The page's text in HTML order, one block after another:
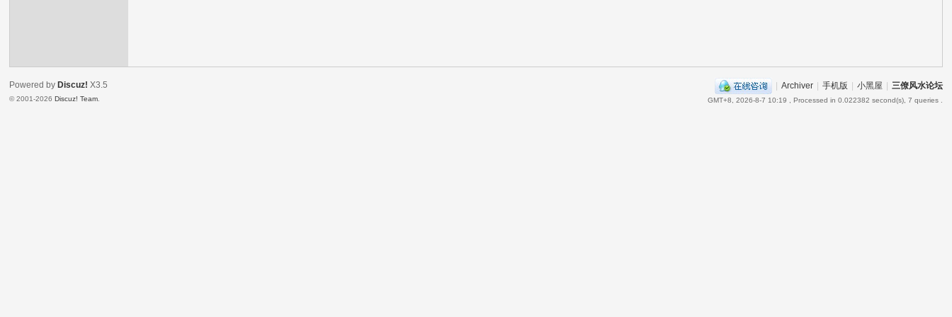
| Archiver | 手机版 | 小黑屋 | 三僚风水论坛
GMT+8, 2026-8-7 10:19 , Processed in 0.022382 second(s), 7 queries .
Powered by Discuz! X3.5
© 2001-2026Discuz! Team